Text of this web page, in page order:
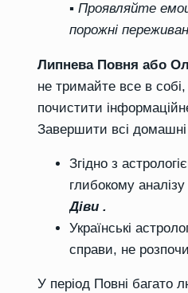
▪️ Проявляйте
порожні
Липнева Повня або
не тримайте все в
почистити
Завершити всі
Згідно з
глибокому
Діви .
Українські
справи, не
У період Повні багато